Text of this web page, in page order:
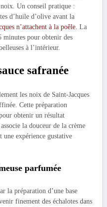
noix. Un conseil pratique :
d’huile d’olive avant la
n’attachent à la poêle . La
minutes pour obtenir des
à l’intérieur.
safranée
les noix de Saint-Jacques
Cette préparation
obtenir un résultat
la douceur de la crème
une expérience gustative
parfumée
la préparation d’une base
finement des échalotes dans